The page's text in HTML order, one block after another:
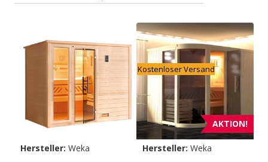
Hersteller: Weka
AKTION!
Kostenloser Versand
Hersteller: Weka